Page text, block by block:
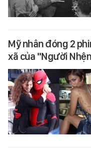
Mỹ nhân đóng 2
xã của "Người